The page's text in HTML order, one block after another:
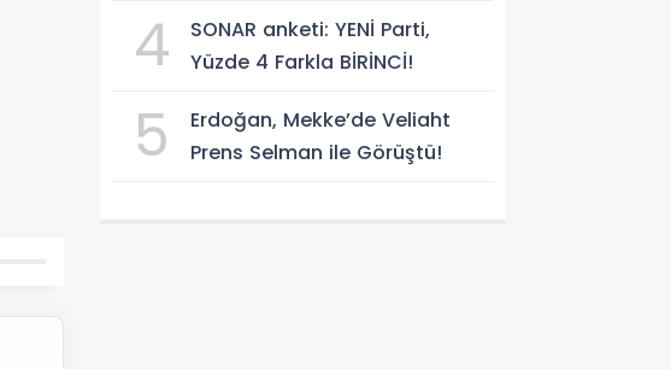
4
SONAR anketi: YENİ Parti,
Yüzde 4 Farkla BİRİNCİ!
5
Erdoğan, Mekke’de Veliaht
Prens Selman ile Görüştü!